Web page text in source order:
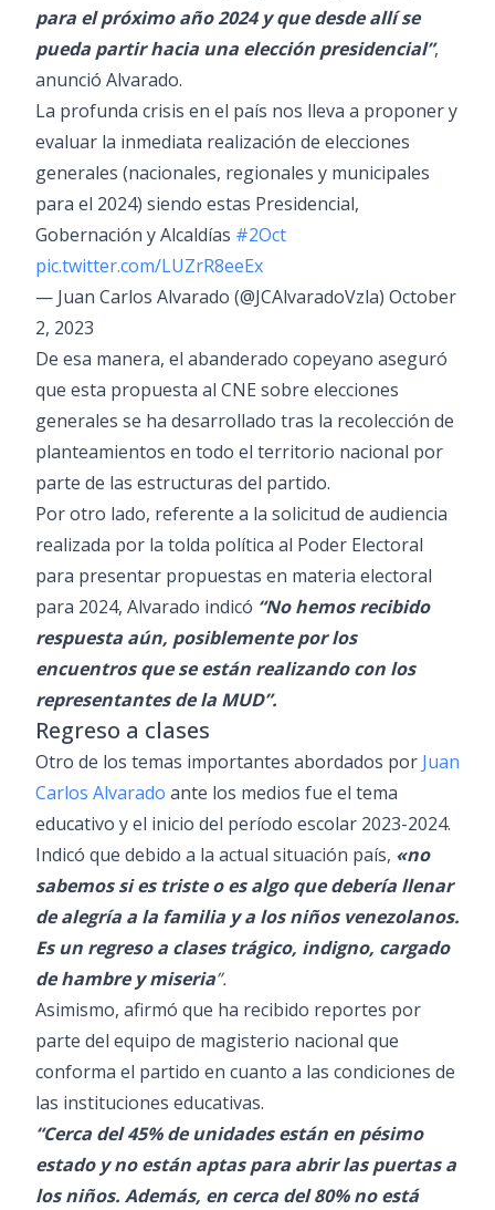
para el próximo año 2024 y que desde allí se
pueda partir hacia una elección presidencial”,
anunció Alvarado.
La profunda crisis en el país nos lleva a proponer y
evaluar la inmediata realización de elecciones
generales (nacionales, regionales y municipales
para el 2024) siendo estas Presidencial,
Gobernación y Alcaldías #2Oct
pic.twitter.com/LUZrR8eeEx
— Juan Carlos Alvarado (@JCAlvaradoVzla) October
2, 2023
De esa manera, el abanderado copeyano aseguró
que esta propuesta al CNE sobre elecciones
generales se ha desarrollado tras la recolección de
planteamientos en todo el territorio nacional por
parte de las estructuras del partido.
Por otro lado, referente a la solicitud de audiencia
realizada por la tolda política al Poder Electoral
para presentar propuestas en materia electoral
para 2024, Alvarado indicó “No hemos recibido
respuesta aún, posiblemente por los
encuentros que se están realizando con los
representantes de la MUD”.
Regreso a clases
Otro de los temas importantes abordados por Juan
Carlos Alvarado ante los medios fue el tema
educativo y el inicio del período escolar 2023-2024.
Indicó que debido a la actual situación país, «no
sabemos si es triste o es algo que debería llenar
de alegría a la familia y a los niños venezolanos.
Es un regreso a clases trágico, indigno, cargado
de hambre y miseria”.
Asimismo, afirmó que ha recibido reportes por
parte del equipo de magisterio nacional que
conforma el partido en cuanto a las condiciones de
las instituciones educativas.
“Cerca del 45% de unidades están en pésimo
estado y no están aptas para abrir las puertas a
los niños. Además, en cerca del 80% no está